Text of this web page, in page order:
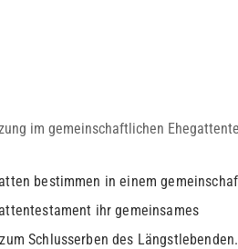
im gemeinschaftlichen
bestimmen in einem
ihr gemeinsames
Schlusserben des